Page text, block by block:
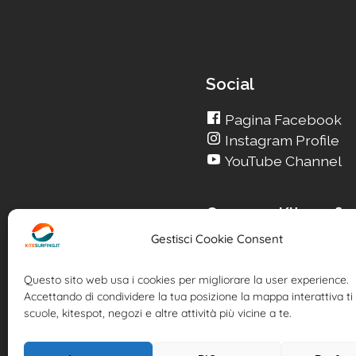
Gestisci Cookie Consent
Questo sito web usa i cookies per migliorare la user experience.
Accettando di condividere la tua posizione la mappa interattiva ti
scuole, kitespot, negozi e altre attività più vicine a te.
Social
Pagina Facebook
Instagram Profile
YouTube Channel
Cerca su
Cerca un nuovo
Cerca il tuo KiteSpot
Cerca
Cerca Surf-Shop